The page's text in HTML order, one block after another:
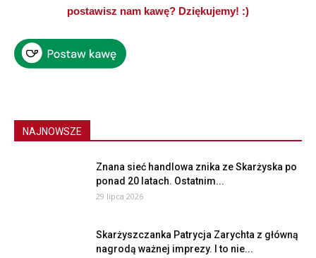
postawisz nam kawę? Dziękujemy! :)
NAJNOWSZE
Znana sieć handlowa znika ze Skarżyska po
ponad 20 latach. Ostatnim...
29 lipca 2026
Skarżyszczanka Patrycja Zarychta z główną
nagrodą ważnej imprezy. I to nie...